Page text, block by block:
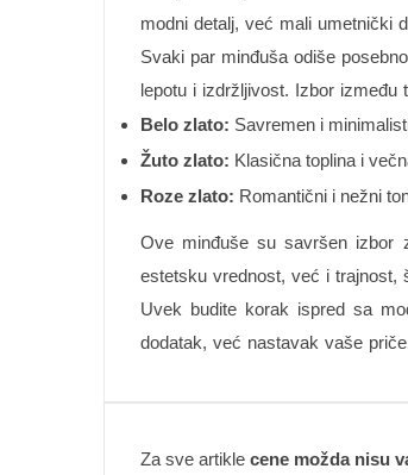
modni detalj, već mali umetnički
Svaki par minđuša odiše
lepotu i izdržljivost. Izbor
Belo zlato: Savremen i
Žuto zlato: Klasična toplina i
Roze zlato: Romantični i nežni
Ove minđuše su savršen izbor
estetsku vrednost, već i trajnost,
Uvek budite korak ispred sa
dodatak, već nastavak vaše
Za sve artikle cene možda nisu